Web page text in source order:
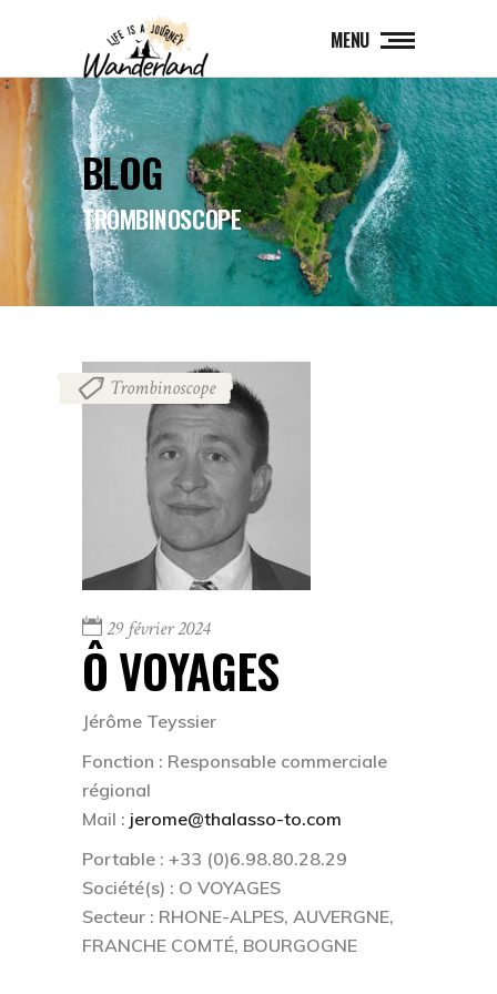
MENU
BLOG
TROMBINOSCOPE
Trombinoscope
29 février 2024
Ô VOYAGES
Jérôme Teyssier
Fonction : Responsable commerciale
régional
Mail : jerome@thalasso-to.com
Portable : +33 (0)6.98.80.28.29
Société(s) : O VOYAGES
Secteur : RHONE-ALPES, AUVERGNE,
FRANCHE COMTÉ, BOURGOGNE